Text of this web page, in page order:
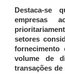
Destaca-se
empresas
setores
volume de
transações